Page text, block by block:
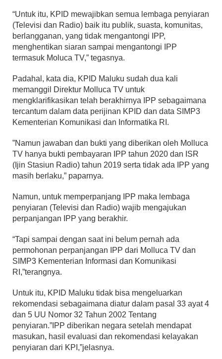
“Untuk itu, KPID mewajibkan semua lembaga penyiaran
(Televisi dan Radio) baik itu publik, suasta, komunitas,
berlangganan, yang tidak mengantongi IPP,
menghentikan siaran sampai mengantongi IPP
termasuk Moluca TV,” tegasnya.
Padahal, kata dia, KPID Maluku sudah dua kali
memanggil Direktur Molluca TV untuk
mengklarifikasikan telah berakhirnya IPP sebagaimana
tercantum dalam data perijinan KPID dan data SIMP3
Kementerian Komunikasi dan Informatika RI.
”Namun jawaban dan bukti yang diberikan oleh Molluca
TV hanya bukti pembayaran IPP tahun 2020 dan ISR
(Ijin Stasiun Radio) tahun 2019 serta tidak ada IPP yang
masih berlaku,” paparnya.
Namun, untuk memperpanjang IPP maka lembaga
penyiaran (Televisi dan Radio) wajib mengajukan
perpanjangan IPP yang berakhir.
“Tapi sampai dengan saat ini belum pernah ada
permohonan perpanjangan IPP dari Molluca TV dan
SIMP3 Kementerian Informasi dan Komunikasi
RI,”terangnya.
Untuk itu, KPID Maluku tidak bisa mengeluarkan
rekomendasi sebagaimana diatur dalam pasal 33 ayat 4
dan 5 UU Nomor 32 Tahun 2002 Tentang
penyiaran.”IPP diberikan negara setelah mendapat
masukan, hasil evaluasi dan rekomendasi kelayakan
penyiaran dari KPI,”jelasnya.